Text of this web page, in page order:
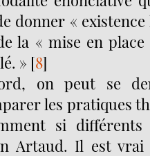
donner «
la « mise en
» [8]
on peut se
les pratiques
si différents
Artaud. Il est vrai